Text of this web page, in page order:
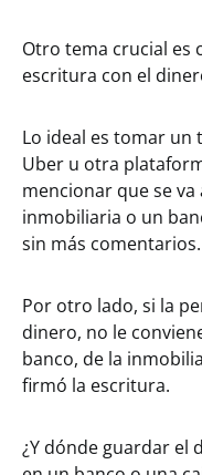
Otro tema crucial es
escritura con el
Lo ideal es tomar un
Uber u otra
mencionar que se
inmobiliaria o un
sin más comentarios.
Por otro lado, si la
dinero, no le
banco, de la
firmó la escritura.
¿Y dónde guardar el